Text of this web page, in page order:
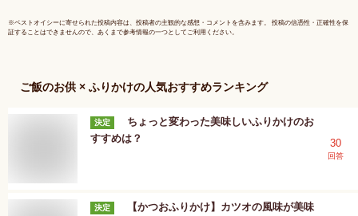
け/K22
※ベストオイシーに寄せられた投稿内容は、投稿者の主観的な感想・コメントを含みます。 投稿の信憑性・正確性を保
証することはできませんので、あくまで参考情報の一つとしてご利用ください。
ご飯のお供 × ふりかけの人気おすすめランキング
決定
ちょっと変わった美味しいふりかけのお
すすめは？
30
回答
決定
【かつおふりかけ】カツオの風味が美味